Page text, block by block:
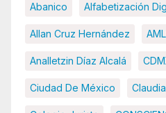
Abanico Alfabetización
Allan Cruz Hernández
Analletzin Díaz Alcalá
Ciudad De México